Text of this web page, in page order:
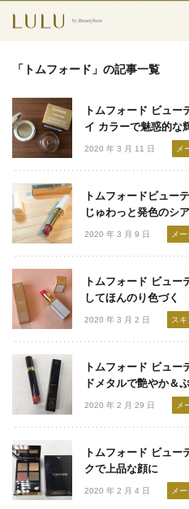
スキンケア
メークアップ
エイジングケア
フレグランス
ボディ＆ヘア
ライフスタイル
「トムフォード」の記事一覧
トムフォード ビュ
イ カラーで魅惑的な
2020 年 3 月 11 日 メ
トムフォードビュー
じゅわっと発色のシ
2020 年 3 月 9 日 メ
トムフォード ビュー
してほんのり色づく
2020 年 3 月 2 日 スキ
トムフォード ビュー
ドメタルで艶やか＆
2020 年 2 月 29 日 メ
トムフォード ビュー
クで上品な顔に
2020 年 2 月 4 日 メ